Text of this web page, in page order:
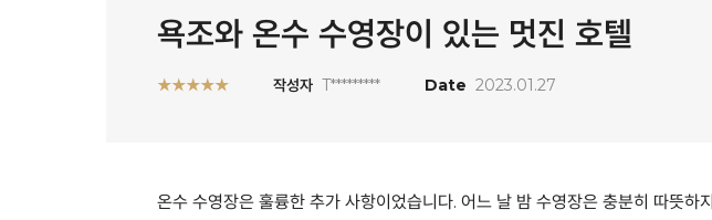
욕조와 온수 수영장이 있는 멋진 호텔
★★★★★ 작성자 T********* Date 2023.01.27
온수 수영장은 훌륭한 추가 사항이었습니다. 어느 날 밤 수영장은 충분히 따뜻